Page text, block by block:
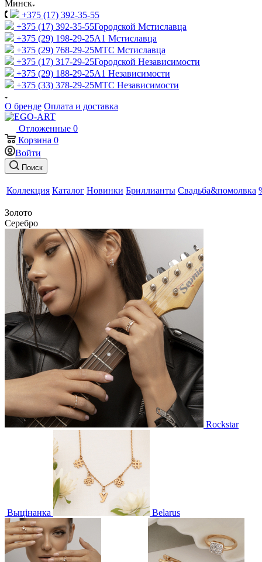
Минск
+375 (17) 392-35-55
+375 (17) 392-35-55Городской Мстиславца
+375 (29) 198-29-25A1 Мстиславца
+375 (29) 768-29-25МТС Мстиславца
+375 (17) 317-29-25Городской Независимости
+375 (29) 188-29-25A1 Независимости
+375 (33) 378-29-25МТС Независимости
О бренде Оплата и доставка
Отложенные 0
Корзина 0
Войти
Поиск
Коллекция Каталог Новинки Бриллианты Свадьба&помолвка
Золото
Серебро
Rockstar
Выцінанка Belarus